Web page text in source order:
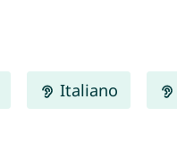
Italiano